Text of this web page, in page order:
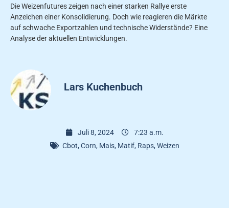
Die Weizenfutures zeigen nach einer starken Rallye erste
Anzeichen einer Konsolidierung. Doch wie reagieren die Märkte
auf schwache Exportzahlen und technische Widerstände? Eine
Analyse der aktuellen Entwicklungen.
Lars Kuchenbuch
Juli 8, 2024
7:23 a.m.
Cbot, Corn, Mais, Matif, Raps, Weizen